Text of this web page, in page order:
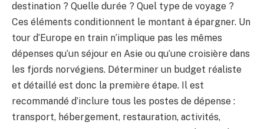
destination ? Quelle durée ? Quel type de voyage ?
Ces éléments conditionnent le montant à épargner. Un
tour d’Europe en train n’implique pas les mêmes
dépenses qu’un séjour en Asie ou qu’une croisière dans
les fjords norvégiens. Déterminer un budget réaliste
et détaillé est donc la première étape. Il est
recommandé d’inclure tous les postes de dépense :
transport, hébergement, restauration, activités,